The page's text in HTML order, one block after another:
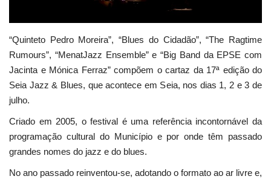
Saúde
Cultura
Lazer
Ambiente
“Quinteto Pedro Moreira”, “Blues do Cidadão”, “The Ragtime
Rumours”, “MenatJazz Ensemble” e “Big Band da EPSE com
Jacinta e Mónica Ferraz” compõem o cartaz da 17ª edição do
Seia Jazz & Blues, que acontece em Seia, nos dias 1, 2 e 3 de
julho.
Criado em 2005, o festival é uma referência incontornável da
programação cultural do Município e por onde têm passado
grandes nomes do jazz e do blues.
No ano passado reinventou-se, adotando o formato ao ar livre e,